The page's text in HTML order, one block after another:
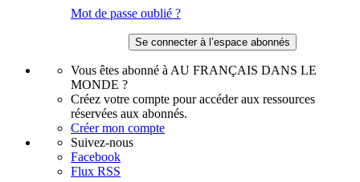
Mot de passe oublié ?
Vous êtes abonné à AU FRANÇAIS DANS LE
MONDE ?
Créez votre compte pour accéder aux ressources
réservées aux abonnés.
Créer mon compte
Suivez-nous
Facebook
Flux RSS